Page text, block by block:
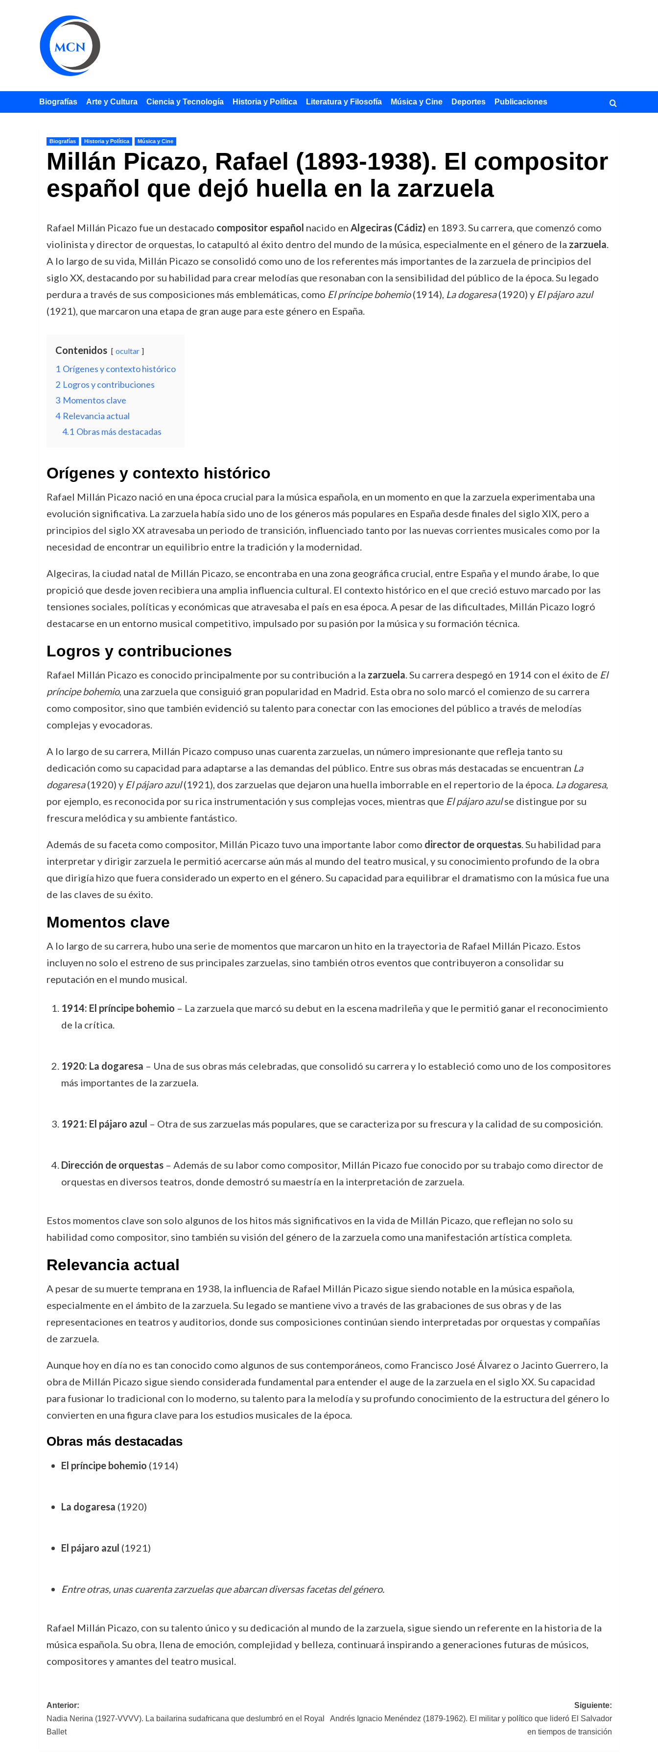
Biografías Arte y Cultura Ciencia y Tecnología Historia y Política Literatura y Filosofía Música y Cine Deportes Publicaciones
Biografías Historia y Política Música y Cine
Millán Picazo, Rafael (1893-1938). El compositor
español que dejó huella en la zarzuela
Rafael Millán Picazo fue un destacado compositor español nacido en Algeciras (Cádiz) en 1893. Su carrera, que comenzó como
violinista y director de orquestas, lo catapultó al éxito dentro del mundo de la música, especialmente en el género de la zarzuela.
A lo largo de su vida, Millán Picazo se consolidó como uno de los referentes más importantes de la zarzuela de principios del
siglo XX, destacando por su habilidad para crear melodías que resonaban con la sensibilidad del público de la época. Su legado
perdura a través de sus composiciones más emblemáticas, como El príncipe bohemio(1914), La dogaresa(1920) y El pájaro azul
(1921), que marcaron una etapa de gran auge para este género en España.
Contenidos ocultar
1 Orígenes y contexto histórico
2 Logros y contribuciones
3 Momentos clave
4 Relevancia actual
4.1 Obras más destacadas
Orígenes y contexto histórico
Rafael Millán Picazo nació en una época crucial para la música española, en un momento en que la zarzuela experimentaba una
evolución significativa. La zarzuela había sido uno de los géneros más populares en España desde finales del siglo XIX, pero a
principios del siglo XX atravesaba un periodo de transición, influenciado tanto por las nuevas corrientes musicales como por la
necesidad de encontrar un equilibrio entre la tradición y la modernidad.
Algeciras, la ciudad natal de Millán Picazo, se encontraba en una zona geográfica crucial, entre España y el mundo árabe, lo que
propició que desde joven recibiera una amplia influencia cultural. El contexto histórico en el que creció estuvo marcado por las
tensiones sociales, políticas y económicas que atravesaba el país en esa época. A pesar de las dificultades, Millán Picazo logró
destacarse en un entorno musical competitivo, impulsado por su pasión por la música y su formación técnica.
Logros y contribuciones
Rafael Millán Picazo es conocido principalmente por su contribución a la zarzuela. Su carrera despegó en 1914 con el éxito de El
príncipe bohemio, una zarzuela que consiguió gran popularidad en Madrid. Esta obra no solo marcó el comienzo de su carrera
como compositor, sino que también evidenció su talento para conectar con las emociones del público a través de melodías
complejas y evocadoras.
A lo largo de su carrera, Millán Picazo compuso unas cuarenta zarzuelas, un número impresionante que refleja tanto su
dedicación como su capacidad para adaptarse a las demandas del público. Entre sus obras más destacadas se encuentran La
dogaresa(1920) y El pájaro azul(1921), dos zarzuelas que dejaron una huella imborrable en el repertorio de la época. La dogaresa,
por ejemplo, es reconocida por su rica instrumentación y sus complejas voces, mientras que El pájaro azulse distingue por su
frescura melódica y su ambiente fantástico.
Además de su faceta como compositor, Millán Picazo tuvo una importante labor como director de orquestas. Su habilidad para
interpretar y dirigir zarzuela le permitió acercarse aún más al mundo del teatro musical, y su conocimiento profundo de la obra
que dirigía hizo que fuera considerado un experto en el género. Su capacidad para equilibrar el dramatismo con la música fue una
de las claves de su éxito.
Momentos clave
A lo largo de su carrera, hubo una serie de momentos que marcaron un hito en la trayectoria de Rafael Millán Picazo. Estos
incluyen no solo el estreno de sus principales zarzuelas, sino también otros eventos que contribuyeron a consolidar su
reputación en el mundo musical.
1914: El príncipe bohemio – La zarzuela que marcó su debut en la escena madrileña y que le permitió ganar el reconocimiento
de la crítica.
1920: La dogaresa – Una de sus obras más celebradas, que consolidó su carrera y lo estableció como uno de los compositores
más importantes de la zarzuela.
1921: El pájaro azul – Otra de sus zarzuelas más populares, que se caracteriza por su frescura y la calidad de su composición.
Dirección de orquestas– Además de su labor como compositor, Millán Picazo fue conocido por su trabajo como director de
orquestas en diversos teatros, donde demostró su maestría en la interpretación de zarzuela.
Estos momentos clave son solo algunos de los hitos más significativos en la vida de Millán Picazo, que reflejan no solo su
habilidad como compositor, sino también su visión del género de la zarzuela como una manifestación artística completa.
Relevancia actual
A pesar de su muerte temprana en 1938, la influencia de Rafael Millán Picazo sigue siendo notable en la música española,
especialmente en el ámbito de la zarzuela. Su legado se mantiene vivo a través de las grabaciones de sus obras y de las
representaciones en teatros y auditorios, donde sus composiciones continúan siendo interpretadas por orquestas y compañías
de zarzuela.
Aunque hoy en día no es tan conocido como algunos de sus contemporáneos, como Francisco José Álvarez o Jacinto Guerrero, la
obra de Millán Picazo sigue siendo considerada fundamental para entender el auge de la zarzuela en el siglo XX. Su capacidad
para fusionar lo tradicional con lo moderno, su talento para la melodía y su profundo conocimiento de la estructura del género lo
convierten en una figura clave para los estudios musicales de la época.
Obras más destacadas
El príncipe bohemio (1914)
La dogaresa (1920)
El pájaro azul (1921)
Entre otras, unas cuarenta zarzuelas que abarcan diversas facetas del género.
Rafael Millán Picazo, con su talento único y su dedicación al mundo de la zarzuela, sigue siendo un referente en la historia de la
música española. Su obra, llena de emoción, complejidad y belleza, continuará inspirando a generaciones futuras de músicos,
compositores y amantes del teatro musical.
Navegación
de
Anterior:
Nadia Nerina (1927-VVVV). La bailarina sudafricana que deslumbró en el Royal
Ballet
Siguiente:
Andrés Ignacio Menéndez (1879-1962). El militar y político que lideró El Salvador
en tiempos de transición